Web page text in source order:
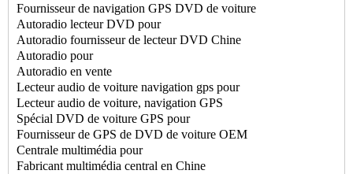
Fournisseur de navigation GPS DVD de voiture
Autoradio lecteur DVD pour
Autoradio fournisseur de lecteur DVD Chine
Autoradio pour
Autoradio en vente
Lecteur audio de voiture navigation gps pour
Lecteur audio de voiture, navigation GPS
Spécial DVD de voiture GPS pour
Fournisseur de GPS de DVD de voiture OEM
Centrale multimédia pour
Fabricant multimédia central en Chine